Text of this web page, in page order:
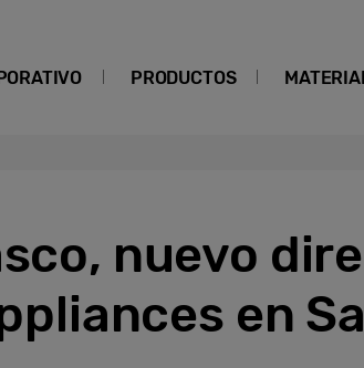
PRODUCTOS
nuevo
en